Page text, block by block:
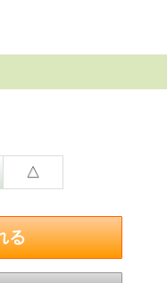
、ミントに続くリン
ートからダークチョコ
り
△